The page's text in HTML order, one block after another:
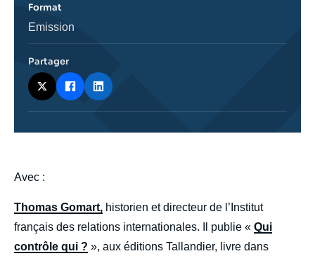
body
Avec :
Thomas Gomart, historien et directeur de l’Institut
français des relations internationales. Il publie « Qui
contrôle qui ? », aux éditions Tallandier, livre dans
Format
Catégorie
Emission
Partager